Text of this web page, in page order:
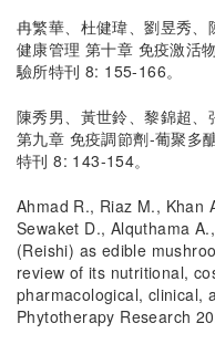
冉繁華、杜健瑋、劉昱秀
健康管理 第十章 免疫激活
驗所特刊 8: 155-166。
陳秀男、黃世鈴、黎錦超
第九章 免疫調節劑-葡聚多
特刊 8: 143-154。
Ahmad R., Riaz M., Khan
Sewaket D., Alquthama
(Reishi) as edible
review of its nutritional,
pharmacological, clinical,
Phytotherapy Research